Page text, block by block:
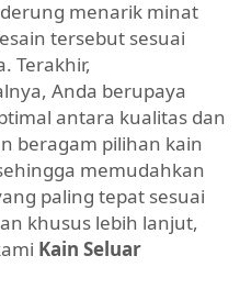
menarik minat
tersebut sesuai
Terakhir,
Anda berupaya
antara kualitas dan
beragam pilihan kain
memudahkan
paling tepat sesuai
khusus lebih lanjut,
Kain Seluar